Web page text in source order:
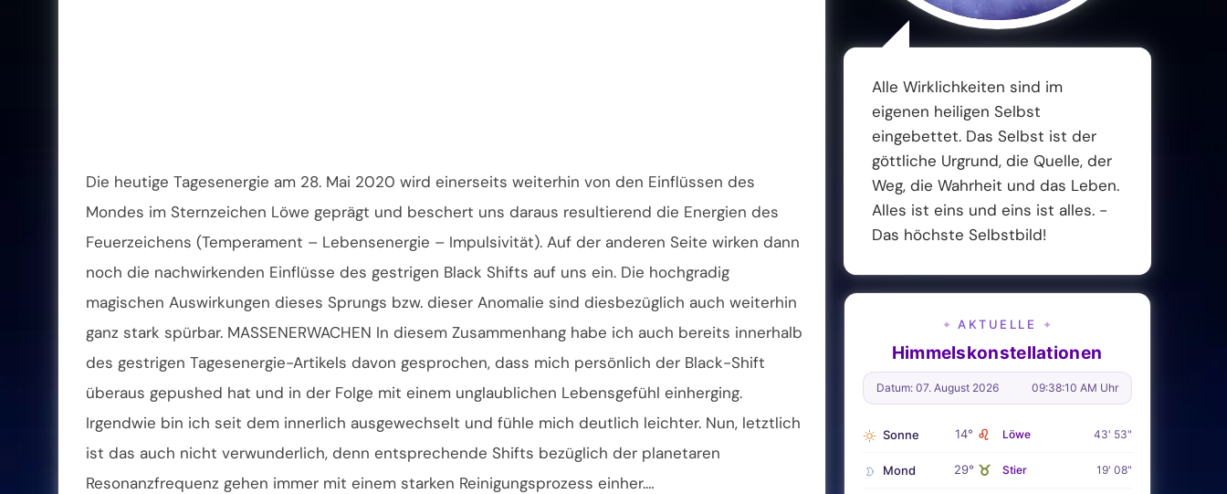
Die heutige Tagesenergie am 28. Mai 2020 wird einerseits weiterhin von den Einflüssen des
Mondes im Sternzeichen Löwe geprägt und beschert uns daraus resultierend die Energien des
Feuerzeichens (Temperament – Lebensenergie – Impulsivität). Auf der anderen Seite wirken dann
noch die nachwirkenden Einflüsse des gestrigen Black Shifts auf uns ein. Die hochgradig
magischen Auswirkungen dieses Sprungs bzw. dieser Anomalie sind diesbezüglich auch weiterhin
ganz stark spürbar. MASSENERWACHEN In diesem Zusammenhang habe ich auch bereits innerhalb
des gestrigen Tagesenergie-Artikels davon gesprochen, dass mich persönlich der Black-Shift
überaus gepushed hat und in der Folge mit einem unglaublichen Lebensgefühl einherging.
Irgendwie bin ich seit dem innerlich ausgewechselt und fühle mich deutlich leichter. Nun, letztlich
ist das auch nicht verwunderlich, denn entsprechende Shifts bezüglich der planetaren
Resonanzfrequenz gehen immer mit einem starken Reinigungsprozess einher.…
Alle Wirklichkeiten sind im
eigenen heiligen Selbst
eingebettet. Das Selbst ist der
göttliche Urgrund, die Quelle, der
Weg, die Wahrheit und das Leben.
Alles ist eins und eins ist alles. -
Das höchste Selbstbild!
✦ AKTUELLE ✦
Himmelskonstellationen
Datum: 07. August 2026 09:38:12 AM Uhr
Sonne 14° ♌ Löwe 43' 53"
Mond 29° ♉ Stier 19' 08"